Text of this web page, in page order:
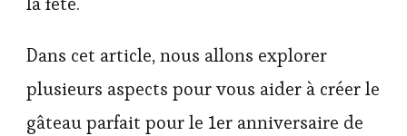
Dans cet article, nous allons explorer
plusieurs aspects pour vous aider à créer le
gâteau parfait pour le 1er anniversaire de